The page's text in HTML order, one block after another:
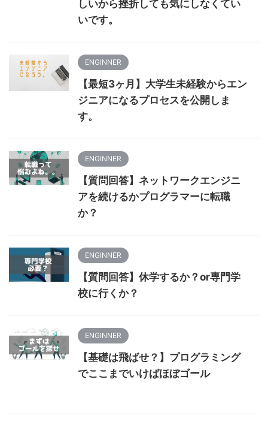
しいから挫折しても気にしなくてい
いです。
ENGINNER
【最短3ヶ月】大学生未経験からエン
ジニアになるプロセスを公開しま
す。
ENGINNER
【質問回答】ネットワークエンジニ
アを続けるかプログラマーに転職
か？
ENGINNER
【質問回答】休学するか？or専門学
校に行くか？
ENGINNER
【基礎は飛ばせ？】プログラミング
でここまでいけばほぼゴール